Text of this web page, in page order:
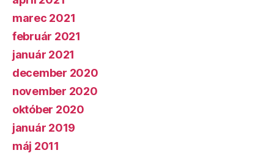
marec 2021
február 2021
január 2021
december 2020
november 2020
október 2020
január 2019
máj 2011